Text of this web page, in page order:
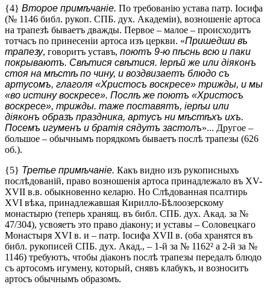
{4} Второе примѣчаніе. По требованію устава патр. Іосифа
(№ 1146 библ. рукоп. СПБ. дух. Академіи), возношеніе артоса
на трапезѣ бываетъ дважды. Первое – малое – происходитъ
тотчасъ по принесеніи артоса изъ церкви. «Пришедши въ
трапезу, говоритъ уставъ, поютъ 9-ю пѣснь всю и паки
покрываютъ. Свѣтися свѣтися. Іерѣй же или діяконъ
стоя на мѣстѣ по чину, и воздвизаетъ блюдо съ
артусомъ, глаголя «Христосъ воскресе» трижды, и мы
«во истину воскресе». Послѣ же поютъ «Христосъ
воскресе», трижды. таже поставятъ, іерѣи или
діяконъ образъ праздника, артусъ ни мѣстѣхъ ихъ.
Посемъ игуменъ и братія сядутъ застолъ»... Другое –
большое – обычнымъ порядкомъ бываетъ послѣ трапезы (626
об.).
{5} Третье примѣчаніе. Какъ видно изъ рукописныхъ
послѣдованій, право возношенія артоса принадлежало въ XV-
XVII в.в. обыкновенно келарю. Но Слѣдованная псалтирь
XVI вѣка, принадлежавшая Кирилло-Бѣлоозерскому
монастырю (теперь хранящ. въ библ. СПБ. дух. Акад. за №
47/304), усвояетъ это право діакону; и уставы – Соловецкаго
Монастыря XVI в. и – патр. Іосифа XVII в. (оба хранятся въ
библ. рукописей СПБ. дух. Акад., – 1-й за № 1162² а 2-й за №
1146) требуютъ, чтобы діаконъ послѣ трапезы передалъ блюдо
съ артосомъ игумену, который, снявъ клабукъ, и возноситъ
артосъ обычнымъ образомъ.